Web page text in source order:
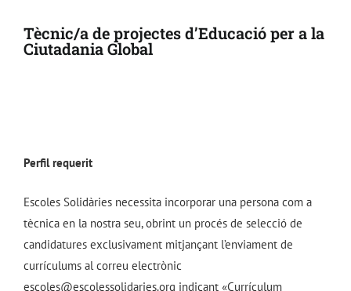
Tècnic/a de projectes d’Educació per a la
Ciutadania Global
Perfil requerit
Escoles Solidàries necessita incorporar una persona com a
tècnica en la nostra seu, obrint un procés de selecció de
candidatures exclusivament mitjançant l’enviament de
currículums al correu electrònic
escoles@escolessolidaries.org indicant «Currículum